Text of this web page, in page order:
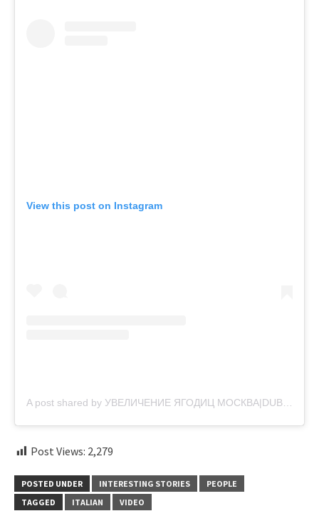
View this post on Instagram
A post shared by УВЕЛИЧЕНИЕ ЯГОДИЦ МОСКВА|DUBAI ПЛАСТИЧЕСКИЙ ХИРУРГ (@dr_teri_cosmetolog)
Post Views: 2,279
POSTED UNDER INTERESTING STORIES
PEOPLE
TAGGED
ITALIAN VIDEO